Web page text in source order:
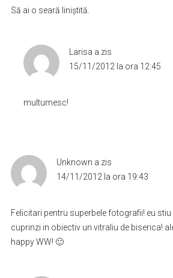
Să ai o seară liniştită.
Larisa a zis
15/11/2012 la ora 12:45
multumesc!
Unknown a zis
14/11/2012 la ora 19:43
Felicitari pentru superbele fotografii! eu
cuprinzi in obiectiv un vitraliu de biserica!
happy WW! 🙂